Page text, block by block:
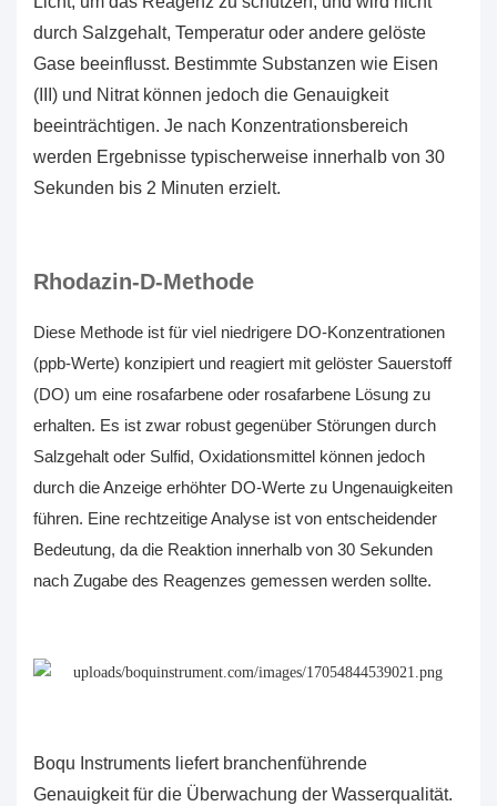
durch Salzgehalt, Temperatur oder andere gelöste
Gase beeinflusst. Bestimmte Substanzen wie Eisen
(III) und Nitrat können jedoch die Genauigkeit
beeinträchtigen. Je nach Konzentrationsbereich
werden Ergebnisse typischerweise innerhalb von 30
Sekunden bis 2 Minuten erzielt.
Rhodazin-D-Methode
Diese Methode ist für viel niedrigere DO-Konzentrationen
(ppb-Werte) konzipiert und reagiert mit gelöster Sauerstoff
(DO) um eine rosafarbene oder rosafarbene Lösung zu
erhalten. Es ist zwar robust gegenüber Störungen durch
Salzgehalt oder Sulfid, Oxidationsmittel können jedoch
durch die Anzeige erhöhter DO-Werte zu Ungenauigkeiten
führen. Eine rechtzeitige Analyse ist von entscheidender
Bedeutung, da die Reaktion innerhalb von 30 Sekunden
nach Zugabe des Reagenzes gemessen werden sollte.
Boqu Instruments liefert branchenführende
Genauigkeit für die Überwachung der Wasserqualität.